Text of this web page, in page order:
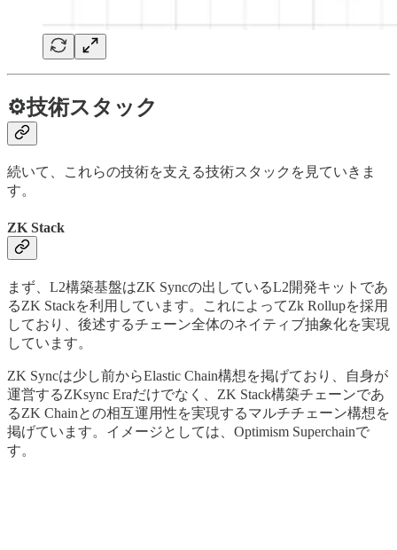
⚙️技術スタック
続いて、これらの技術を支える技術スタックを見ていきま
す。
ZK Stack
まず、L2構築基盤はZK Syncの出しているL2開発キットであ
るZK Stackを利用しています。これによってZk Rollupを採用
しており、後述するチェーン全体のネイティブ抽象化を実現
しています。
ZK Syncは少し前からElastic Chain構想を掲げており、自身が
運営するZKsync Eraだけでなく、ZK Stack構築チェーンであ
るZK Chainとの相互運用性を実現するマルチチェーン構想を
掲げています。イメージとしては、Optimism Superchainで
す。